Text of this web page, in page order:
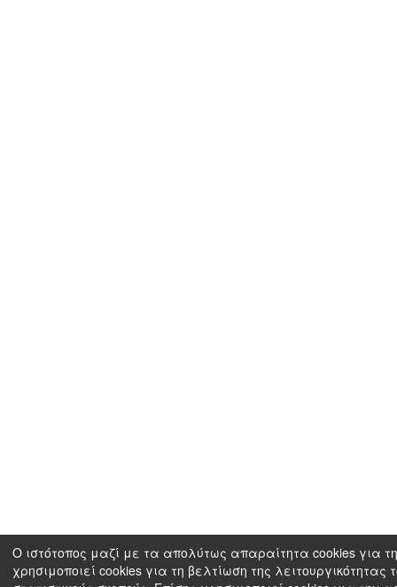
Ο ιστότοπος μαζί με τα απολύτως απαραίτητα cookies για
χρησιμοποιεί cookies για τη βελτίωση της